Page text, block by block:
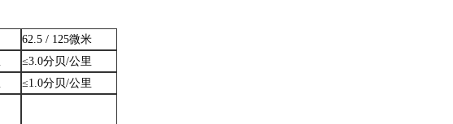
62.5 / 125微米
≤3.0分贝/公里
≤1.0分贝/公里